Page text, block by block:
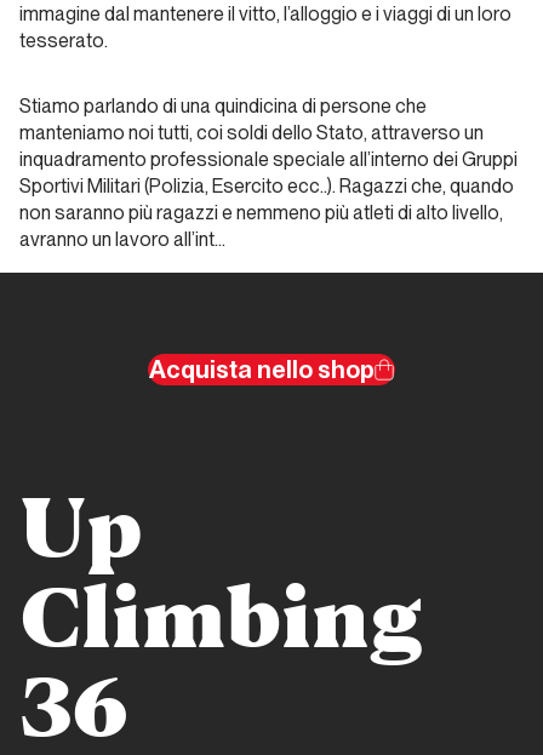
della
lontananza
Dalla carta all'etere
Cinquant’anni
Dalla carta all'etere
all'etere
Andrea
Dalla carta
immagine dal mantenere il vitto, l’alloggio e i viaggi di un loro
tesserato.
Stiamo parlando di una quindicina di persone che
manteniamo noi tutti, coi soldi dello Stato, attraverso un
inquadramento professionale speciale all’interno dei Gruppi
Sportivi Militari (Polizia, Esercito ecc..). Ragazzi che, quando
non saranno più ragazzi e nemmeno più atleti di alto livello,
avranno un lavoro all’int…
Up
Climbing
36
Acquista nello shop